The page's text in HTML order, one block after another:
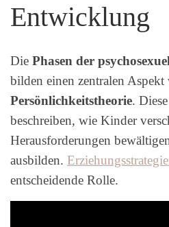
Entwicklung
Die Phasen der
bilden einen zentralen Aspekt
Persönlichkeitstheorie.
beschreiben, wie Kinder
Herausforderungen
ausbilden.
entscheidende Rolle.